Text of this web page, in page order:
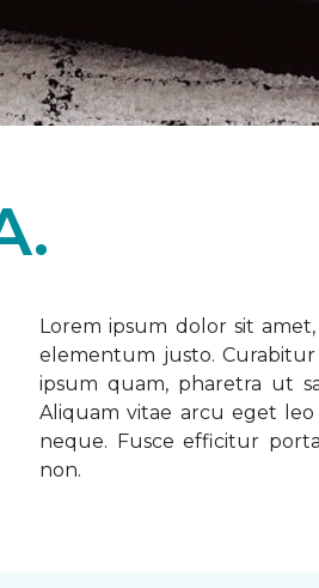
Lorem ipsum dolor sit
elementum justo. Curabitur
ipsum quam, pharetra ut
Aliquam vitae arcu eget
neque. Fusce efficitur
non.